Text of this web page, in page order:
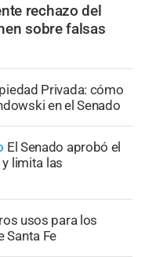
rechazo del
sobre falsas
Privada: cómo
en el Senado
El Senado aprobó el
limita las
usos para los
Santa Fe